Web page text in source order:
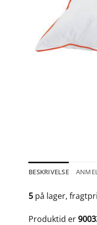
BESKRIVELSE
5 på lager,
Produktid er